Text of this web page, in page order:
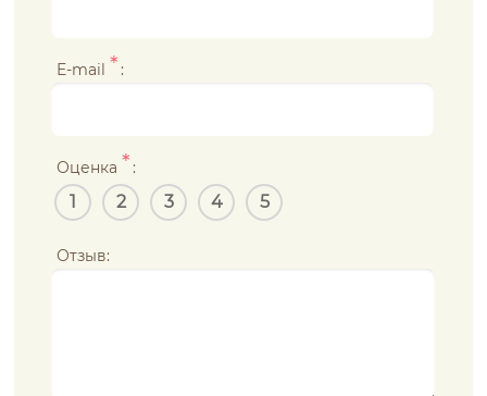
E-mail * :
Оценка * :
1 2 3 4 5
Отзыв: